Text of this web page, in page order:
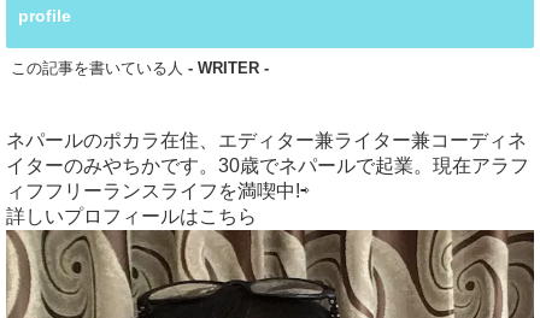
profile
この記事を書いている人 - WRITER -
ネパールのポカラ在住、エディター兼ライター兼コーディネ
イターのみやちかです。30歳でネパールで起業。現在アラフ
ィフフリーランスライフを満喫中!⇨
詳しいプロフィールはこちら